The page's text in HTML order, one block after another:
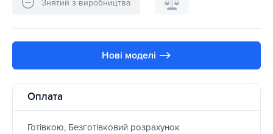
Знятий з виробництва
Нові моделі ⟶
Оплата
Готівкою, Безготівковий розрахунок